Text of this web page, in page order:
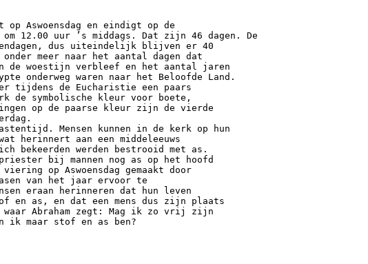
Aswoensdag en eindigt op de
om 12.00 uur ’s middags. Dat zijn 46 dagen. De
dus uiteindelijk blijven er 40
meer naar het aantal dagen dat
de woestijn verbleef en het aantal jaren
onderweg waren naar het Beloofde Land.
tijdens de Eucharistie een paars
de symbolische kleur voor boete,
op de paarse kleur zijn de vierde
Mensen kunnen in de kerk op hun
herinnert aan een middeleeuws
bekeerden werden bestrooid met as.
bij mannen nog as op het hoofd
op Aswoensdag gemaakt door
van het jaar ervoor te
eraan herinneren dat hun leven
en as, en dat een mens dus zijn plaats
waar Abraham zegt: Mag ik zo vrij zijn
ik maar stof en as ben?